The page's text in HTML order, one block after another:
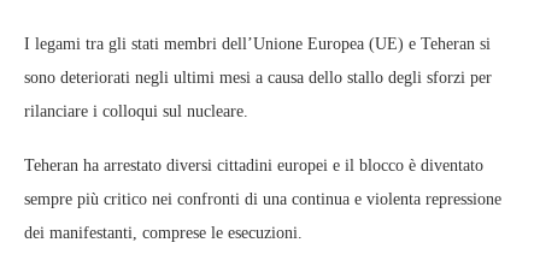
I legami tra gli stati membri dell’Unione Europea (UE) e Teheran si
sono deteriorati negli ultimi mesi a causa dello stallo degli sforzi per
rilanciare i colloqui sul nucleare.
Teheran ha arrestato diversi cittadini europei e il blocco è diventato
sempre più critico nei confronti di una continua e violenta repressione
dei manifestanti, comprese le esecuzioni.